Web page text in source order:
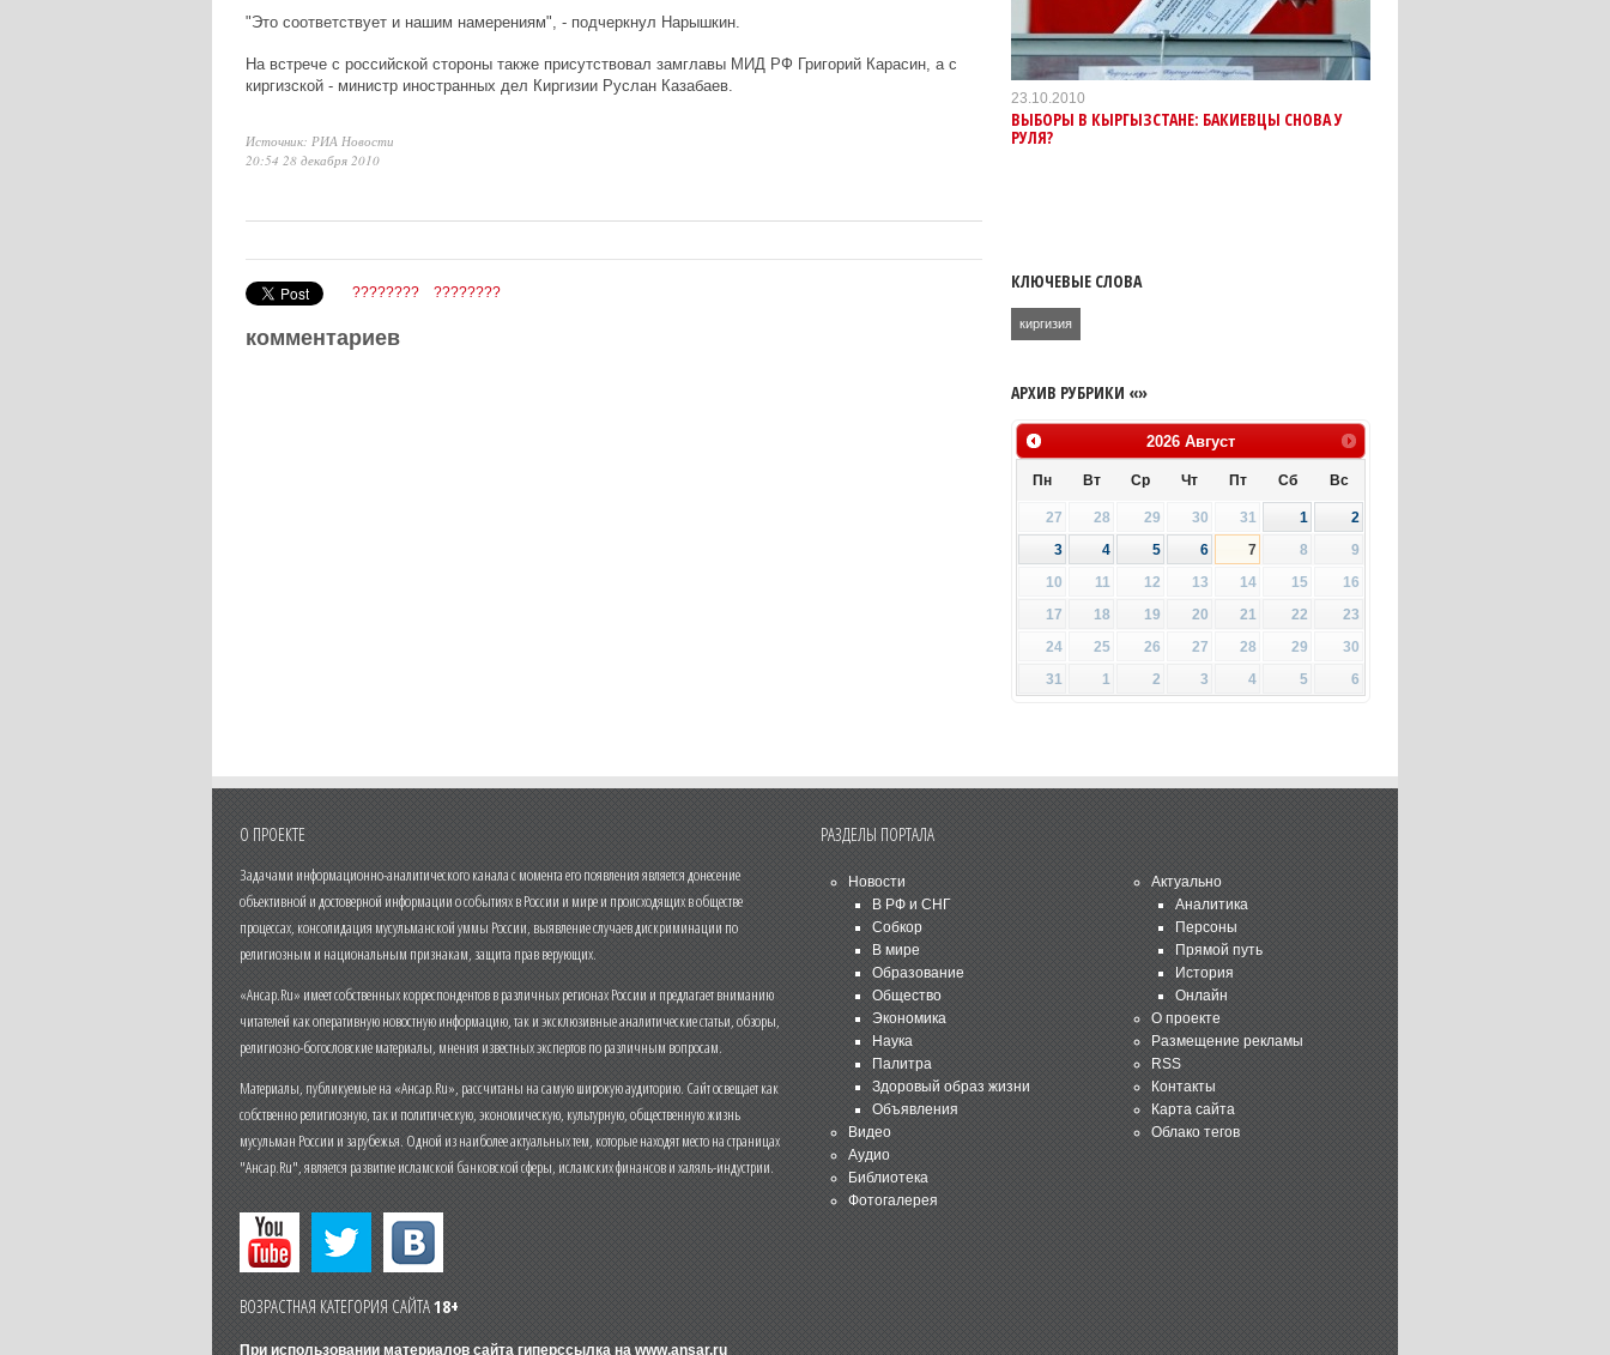
"Это соответствует и нашим намерениям", - подчеркнул Нарышкин.
На встрече с российской стороны также присутствовал замглавы МИД РФ Григорий Карасин, а с
киргизской - министр иностранных дел Киргизии Руслан Казабаев.
Источник: РИА Новости
20:54 28 декабря 2010
???????? ????????
комментариев
23.10.2010
ВЫБОРЫ В КЫРГЫЗСТАНЕ: БАКИЕВЦЫ СНОВА У
РУЛЯ?
КЛЮЧЕВЫЕ СЛОВА
киргизия
АРХИВ РУБРИКИ «»
2026 Август
Пн Вт Ср Чт Пт Сб Вс
27 28 29 30 31 1
2
3
4 5 6 7 8
9
10
11 12 13 14 15
16
17
18 19 20 21 22
23
24
25 26 27 28 29
30
31
1 2 3 4 5 6
О ПРОЕКТЕ
Задачами информационно-аналитического канала с момента его появления является донесение
объективной и достоверной информации о событиях в России и мире и происходящих в обществе
процессах, консолидация мусульманской уммы России, выявление случаев дискриминации по
религиозным и национальным признакам, защита прав верующих.
«Ансар.Ru» имеет собственных корреспондентов в различных регионах России и предлагает вниманию
читателей как оперативную новостную информацию, так и эксклюзивные аналитические статьи, обзоры,
религиозно-богословские материалы, мнения известных экспертов по различным вопросам.
Материалы, публикуемые на «Ансар.Ru», рассчитаны на самую широкую аудиторию. Сайт освещает как
собственно религиозную, так и политическую, экономическую, культурную, общественную жизнь
мусульман России и зарубежья. Одной из наиболее актуальных тем, которые находят место на страницах
"Ансар.Ru", является развитие исламской банковской сферы, исламских финансов и халяль-индустрии.
ВОЗРАСТНАЯ КАТЕГОРИЯ САЙТА18+
При использовании материалов сайта гиперссылка на www.ansar.ru
РАЗДЕЛЫ ПОРТАЛА
Новости
В РФ и СНГ
Собкор
В мире
Образование
Общество
Экономика
Наука
Палитра
Здоровый образ жизни
Объявления
Видео
Аудио
Библиотека
Фотогалерея
Актуально
Аналитика
Персоны
Прямой путь
История
Онлайн
О проекте
Размещение рекламы
RSS
Контакты
Карта сайта
Облако тегов